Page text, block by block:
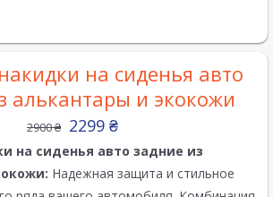
на сиденья авто
алькантары и экокожи
2900₴ 2299 ₴
на сиденья авто задние из
Надежная защита и стильное